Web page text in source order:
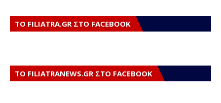
ΤΟ FILIATRA.GR ΣΤΟ FACEBOOK
ΤΟ FILIATRANEWS.GR ΣΤΟ FACEBOOK